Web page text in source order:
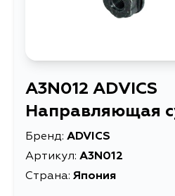
A3N012 ADVICS
Направляющая
Бренд: ADVICS
Артикул: A3N012
Страна: Япония